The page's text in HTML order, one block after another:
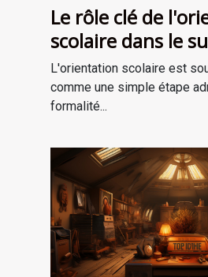
Le rôle clé de
scolaire dans le
professionnel
L'orientation scolaire est
comme une simple étape
formalité...